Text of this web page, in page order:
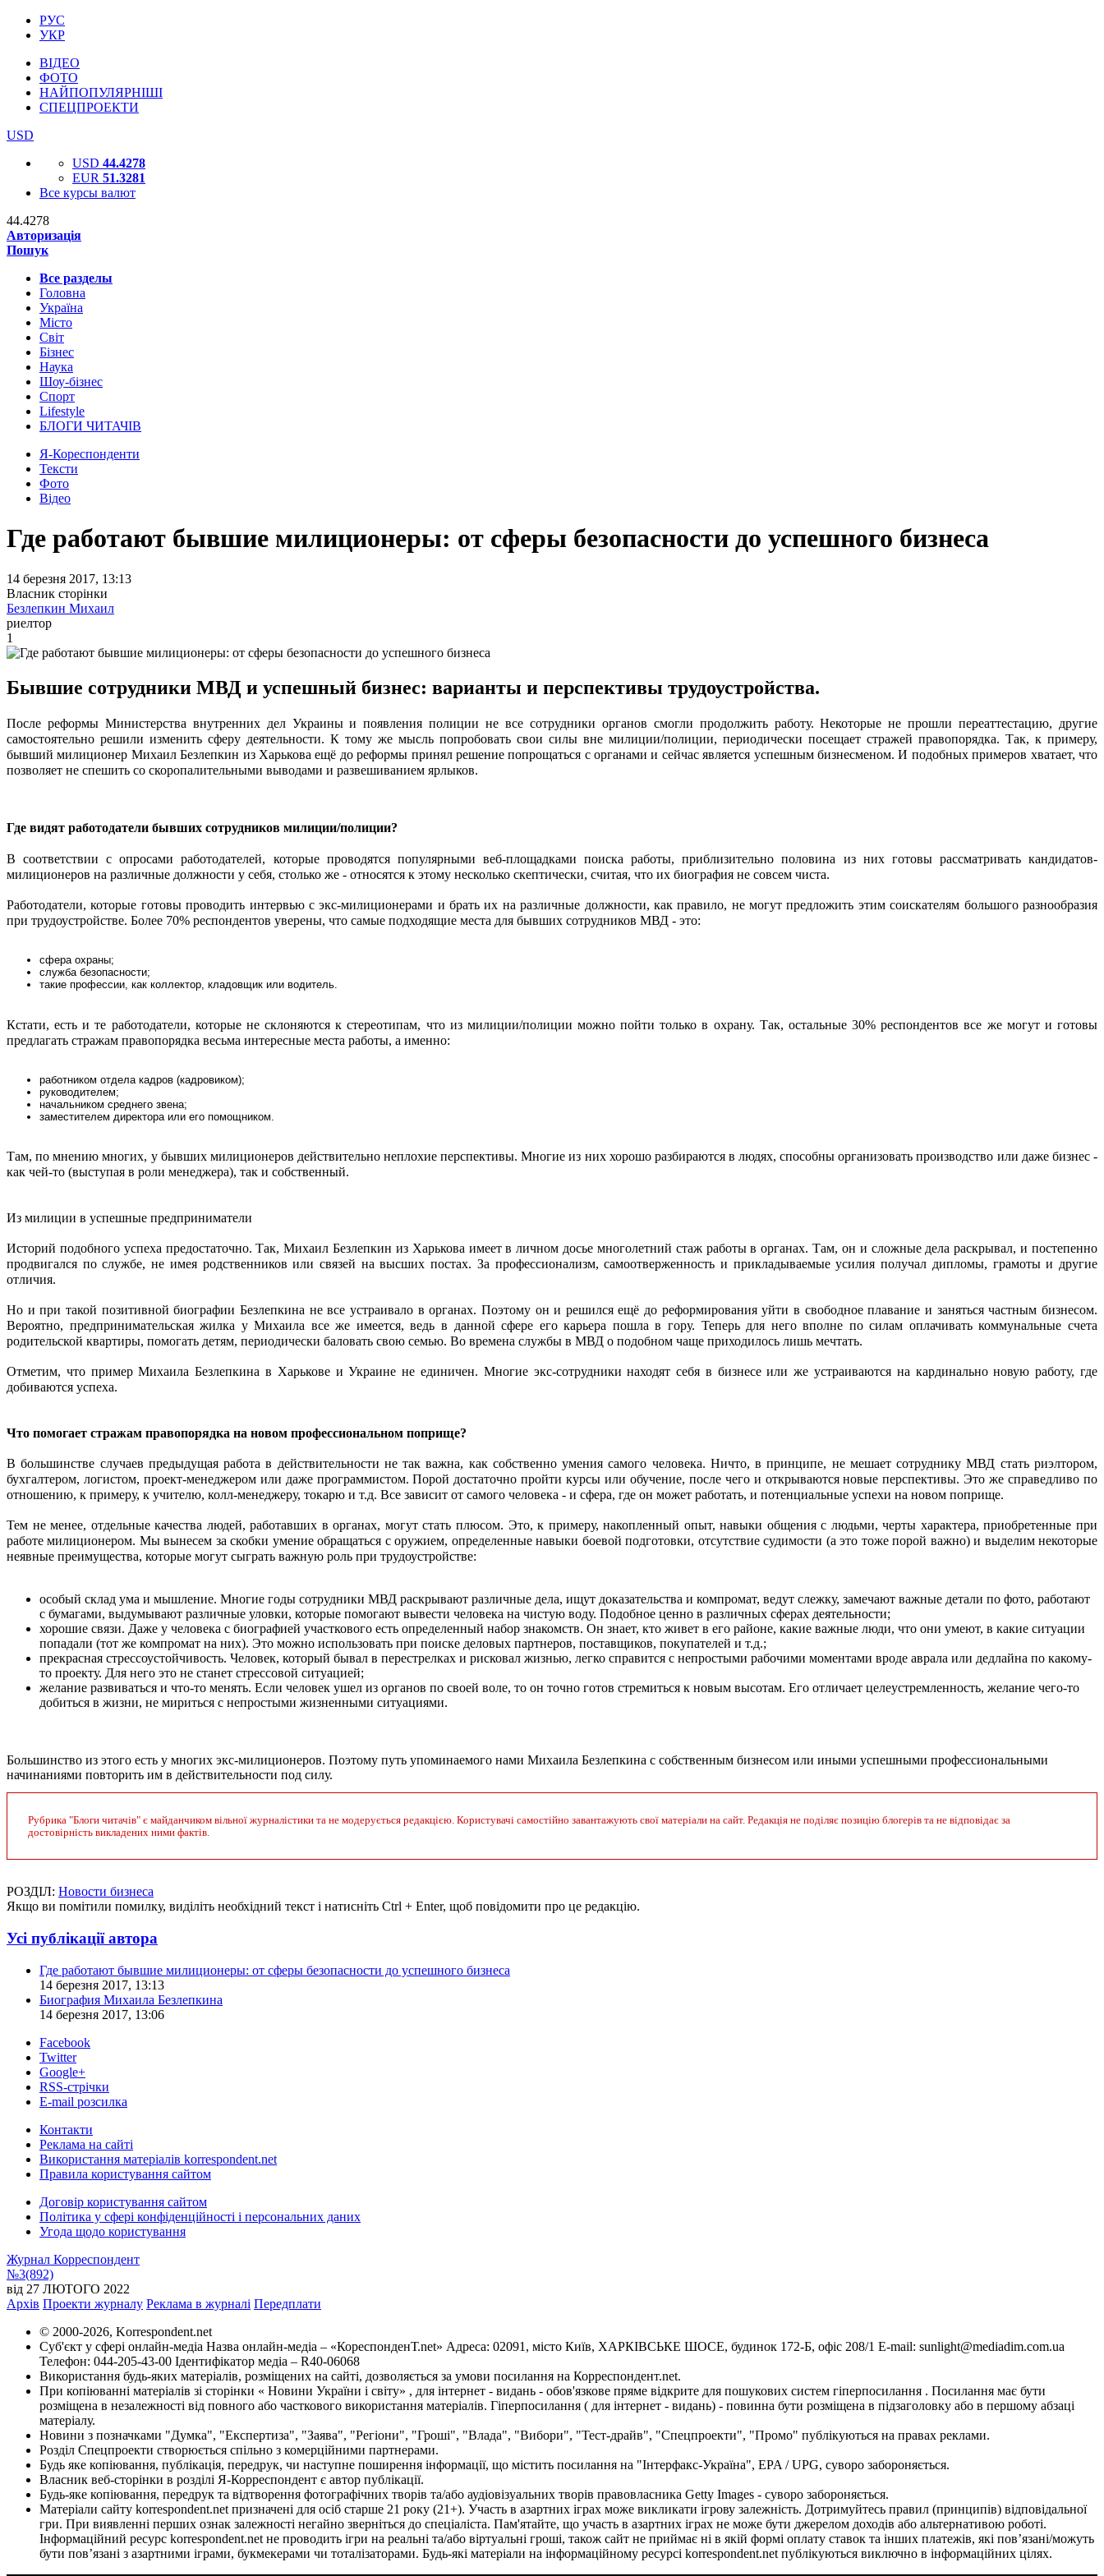
РУС
УКР
ВІДЕО
ФОТО
НАЙПОПУЛЯРНІШІ
СПЕЦПРОЕКТИ
USD
USD 44.4278
EUR 51.3281
Все курсы валют
44.4278
Авторизація
Пошук
Все разделы
Головна
Україна
Місто
Світ
Бізнес
Наука
Шоу-бізнес
Спорт
Lifestyle
БЛОГИ ЧИТАЧІВ
Я-Кореспонденти
Тексти
Фото
Відео
Где работают бывшие милиционеры: от сферы безопасности до успешного бизнеса
14 березня 2017, 13:13
Власник сторінки
Безлепкин Михаил
риелтор
1
Бывшие сотрудники МВД и успешный бизнес: варианты и перспективы трудоустройства.
После реформы Министерства внутренних дел Украины и появления полиции не все сотрудники органов смогли продолжить работу. Некоторые не прошли переаттестацию, другие
самостоятельно решили изменить сферу деятельности. К тому же мысль попробовать свои силы вне милиции/полиции, периодически посещает стражей правопорядка. Так, к примеру,
бывший милиционер Михаил Безлепкин из Харькова ещё до реформы принял решение попрощаться с органами и сейчас является успешным бизнесменом. И подобных примеров хватает, что
позволяет не спешить со скоропалительными выводами и развешиванием ярлыков.
Где видят работодатели бывших сотрудников милиции/полиции?
В соответствии с опросами работодателей, которые проводятся популярными веб-площадками поиска работы, приблизительно половина из них готовы рассматривать кандидатов-
милиционеров на различные должности у себя, столько же - относятся к этому несколько скептически, считая, что их биография не совсем чиста.
Работодатели, которые готовы проводить интервью с экс-милиционерами и брать их на различные должности, как правило, не могут предложить этим соискателям большого разнообразия
при трудоустройстве. Более 70% респондентов уверены, что самые подходящие места для бывших сотрудников МВД - это:
сфера охраны;
служба безопасности;
такие профессии, как коллектор, кладовщик или водитель.
Кстати, есть и те работодатели, которые не склоняются к стереотипам, что из милиции/полиции можно пойти только в охрану. Так, остальные 30% респондентов все же могут и готовы
предлагать стражам правопорядка весьма интересные места работы, а именно:
работником отдела кадров (кадровиком);
руководителем;
начальником среднего звена;
заместителем директора или его помощником.
Там, по мнению многих, у бывших милиционеров действительно неплохие перспективы. Многие из них хорошо разбираются в людях, способны организовать производство или даже бизнес -
как чей-то (выступая в роли менеджера), так и собственный.
Из милиции в успешные предприниматели
Историй подобного успеха предостаточно. Так, Михаил Безлепкин из Харькова имеет в личном досье многолетний стаж работы в органах. Там, он и сложные дела раскрывал, и постепенно
продвигался по службе, не имея родственников или связей на высших постах. За профессионализм, самоотверженность и прикладываемые усилия получал дипломы, грамоты и другие
отличия.
Но и при такой позитивной биографии Безлепкина не все устраивало в органах. Поэтому он и решился ещё до реформирования уйти в свободное плавание и заняться частным бизнесом.
Вероятно, предпринимательская жилка у Михаила все же имеется, ведь в данной сфере его карьера пошла в гору. Теперь для него вполне по силам оплачивать коммунальные счета
родительской квартиры, помогать детям, периодически баловать свою семью. Во времена службы в МВД о подобном чаще приходилось лишь мечтать.
Отметим, что пример Михаила Безлепкина в Харькове и Украине не единичен. Многие экс-сотрудники находят себя в бизнесе или же устраиваются на кардинально новую работу, где
добиваются успеха.
Что помогает стражам правопорядка на новом профессиональном поприще?
В большинстве случаев предыдущая работа в действительности не так важна, как собственно умения самого человека. Ничто, в принципе, не мешает сотруднику МВД стать риэлтором,
бухгалтером, логистом, проект-менеджером или даже программистом. Порой достаточно пройти курсы или обучение, после чего и открываются новые перспективы. Это же справедливо по
отношению, к примеру, к учителю, колл-менеджеру, токарю и т.д. Все зависит от самого человека - и сфера, где он может работать, и потенциальные успехи на новом поприще.
Тем не менее, отдельные качества людей, работавших в органах, могут стать плюсом. Это, к примеру, накопленный опыт, навыки общения с людьми, черты характера, приобретенные при
работе милиционером. Мы вынесем за скобки умение обращаться с оружием, определенные навыки боевой подготовки, отсутствие судимости (а это тоже порой важно) и выделим некоторые
неявные преимущества, которые могут сыграть важную роль при трудоустройстве:
особый склад ума и мышление. Многие годы сотрудники МВД раскрывают различные дела, ищут доказательства и компромат, ведут слежку, замечают важные детали по фото, работают
с бумагами, выдумывают различные уловки, которые помогают вывести человека на чистую воду. Подобное ценно в различных сферах деятельности;
хорошие связи. Даже у человека с биографией участкового есть определенный набор знакомств. Он знает, кто живет в его районе, какие важные люди, что они умеют, в какие ситуации
попадали (тот же компромат на них). Это можно использовать при поиске деловых партнеров, поставщиков, покупателей и т.д.;
прекрасная стрессоустойчивость. Человек, который бывал в перестрелках и рисковал жизнью, легко справится с непростыми рабочими моментами вроде аврала или дедлайна по какому-
то проекту. Для него это не станет стрессовой ситуацией;
желание развиваться и что-то менять. Если человек ушел из органов по своей воле, то он точно готов стремиться к новым высотам. Его отличает целеустремленность, желание чего-то
добиться в жизни, не мириться с непростыми жизненными ситуациями.
Большинство из этого есть у многих экс-милиционеров. Поэтому путь упоминаемого нами Михаила Безлепкина с собственным бизнесом или иными успешными профессиональными
начинаниями повторить им в действительности под силу.
Рубрика "Блоги читачів" є майданчиком вільної журналістики та не модерується редакцією. Користувачі самостійно завантажують свої матеріали на сайт. Редакція не поділяє позицію блогерів та не відповідає за
достовірність викладених ними фактів.
РОЗДІЛ: Новости бизнеса
Якщо ви помітили помилку, виділіть необхідний текст і натисніть Ctrl + Enter, щоб повідомити про це редакцію.
Усі публікації автора
Где работают бывшие милиционеры: от сферы безопасности до успешного бизнеса
14 березня 2017, 13:13
Биография Михаила Безлепкина
14 березня 2017, 13:06
Facebook
Twitter
Google+
RSS-стрічки
E-mail розсилка
Контакти
Реклама на сайті
Використання матеріалів korrespondent.net
Правила користування сайтом
Договір користування сайтом
Політика у сфері конфіденційності і персональних даних
Угода щодо користування
Журнал Корреспондент
№3(892)
від 27 ЛЮТОГО 2022
Архів Проекти журналу Реклама в журналі Передплати
© 2000-2026, Korrespondent.net
Суб'єкт у сфері онлайн-медіа Назва онлайн-медіа – «КореспонденТ.net» Адреса: 02091, місто Київ, ХАРКІВСЬКЕ ШОСЕ, будинок 172-Б, офіс 208/1 E-mail: sunlight@mediadim.com.ua
Телефон: 044-205-43-00 Ідентифікатор медіа – R40-06068
Використання будь-яких матеріалів, розміщених на сайті, дозволяється за умови посилання на Корреспондент.net.
При копіюванні матеріалів зі сторінки « Новини України і світу» , для інтернет - видань - обов'язкове пряме відкрите для пошукових систем гіперпосилання . Посилання має бути
розміщена в незалежності від повного або часткового використання матеріалів. Гіперпосилання ( для інтернет - видань) - повинна бути розміщена в підзаголовку або в першому абзаці
матеріалу.
Новини з позначками "Думка", "Експертиза", "Заява", "Регіони", "Гроші", "Влада", "Вибори", "Тест-драйв", "Спецпроекти", "Промо" публікуються на правах реклами.
Розділ Спецпроекти створюється спільно з комерційними партнерами.
Будь яке копіювання, публікація, передрук, чи наступне поширення інформації, що містить посилання на "Інтерфакс-Україна", EPA / UPG, суворо забороняється.
Власник веб-сторінки в розділі Я-Корреспондент є автор публікації.
Будь-яке копіювання, передрук та відтворення фотографічних творів та/або аудіовізуальних творів правовласника Getty Images - суворо забороняється.
Матеріали сайту korrespondent.net призначені для осіб старше 21 року (21+). Участь в азартних іграх може викликати ігрову залежність. Дотримуйтесь правил (принципів) відповідальної
гри. При виявленні перших ознак залежності негайно зверніться до спеціаліста. Пам'ятайте, що участь в азартних іграх не може бути джерелом доходів або альтернативою роботі.
Інформаційний ресурс korrespondent.net не проводить ігри на реальні та/або віртуальні гроші, також сайт не приймає ні в якій формі оплату ставок та інших платежів, які пов’язані/можуть
бути пов’язані з азартними іграми, букмекерами чи тоталізаторами. Будь-які матеріали на інформаційному ресурсі korrespondent.net публікуються виключно в інформаційних цілях.